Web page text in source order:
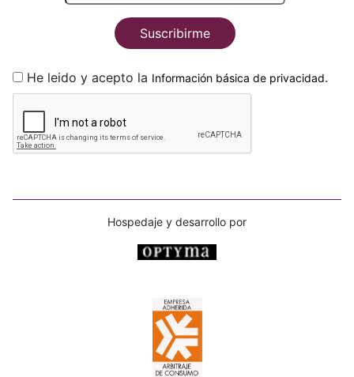
Suscribirme
He leido y acepto la Información básica de privacidad.
Hospedaje y desarrollo por